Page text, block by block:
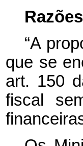
“A
que se
art. 150
fiscal